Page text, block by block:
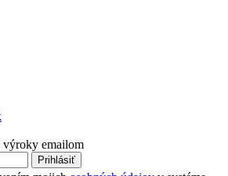
výroky emailom
Prihlásiť